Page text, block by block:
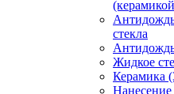
стекла
Жидкое
Керамика
Нанесение